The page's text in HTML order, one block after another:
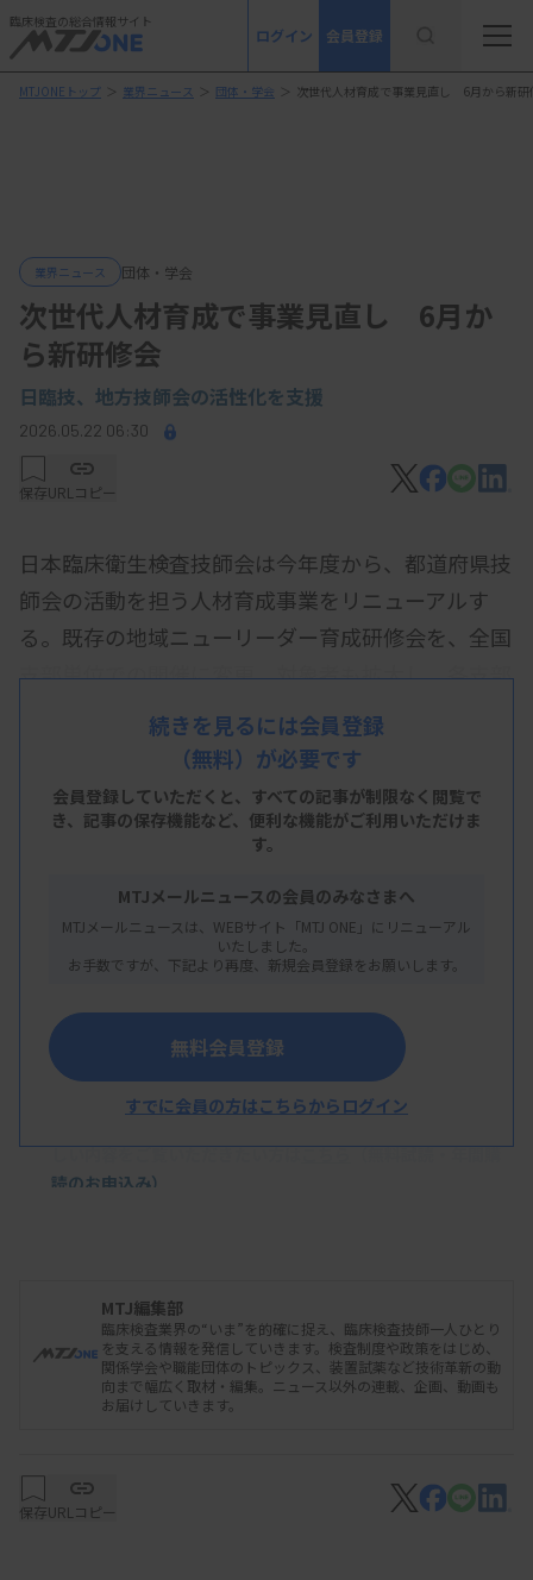
臨床検査の総合情報サイト
ログイン 会員登録
MTJONEトップ ＞ 業界ニュース ＞ 団体・学会 ＞ 次世代人材育成で事業見直し 6月から新研
業界ニュース 団体・学会
次世代人材育成で事業見直し 6月か
ら新研修会
日臨技、地方技師会の活性化を支援
2026.05.22 06:30
保存URLコピー
日本臨床衛生検査技師会は今年度から、都道府県技
師会の活動を担う人材育成事業をリニューアルす
る。既存の地域ニューリーダー育成研修会を、全国
支部単位での開催に変更。対象者も拡大し、各支部
内でのネットワークづくりを後押しする。
6月から関甲信・首都圏支部、近畿支部でスタート
させる。事業は、医療従事者向けの人材育成カリキ
ュラム等を手がける専門企業からファシリテーター
クさせるプログラムや、技師会活動に必要な企画立
案などのスキルを学ぶ。
本ニュースは、後日発行の「THE MEDICAL & TEST
しい内容をご覧いただきたい方はこちら（無料試読・年間購
読のお申込み）
続きを見るには会員登録
（無料）が必要です
会員登録していただくと、すべての記事が制限なく閲覧で
き、 記事の保存機能など、便利な機能がご利用いただけま
す。
MTJメールニュースの会員のみなさまへ
MTJメールニュースは、WEBサイト「MTJ ONE」にリニューアル
いたしました。
お手数ですが、下記より再度、新規会員登録をお願いします。
無料会員登録
すでに会員の方はこちらからログイン
MTJ編集部
臨床検査業界の“いま”を的確に捉え、臨床検査技師一人ひとり
を支える情報を発信していきます。検査制度や政策をはじめ、
関係学会や職能団体のトピックス、装置試薬など技術革新の動
向まで幅広く取材・編集。ニュース以外の連載、企画、動画も
お届けしていきます。
保存URLコピー